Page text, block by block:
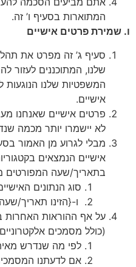
המתוארות בסעיף ו’ זה.
פרטים אישיים
סעיף ג’ זה מפרט את תהליך
שלנו, המתוכננים לעזור
המשפטיות שלנו הנוגעות
אישיים.
פרטים אישיים שאנחנו
לא יישמרו יותר מכמה
אישיים הנמצאים
בתאריך/שעה המפורטים
סוג הנתונים האישיים
ו-{הזינו תאריך/שעה
על אף ההוראות האחרות
(כולל מסמכים אלקטרוניים)
לפי מה שנדרש מאיתנו
אם לדעתנו המסמכים